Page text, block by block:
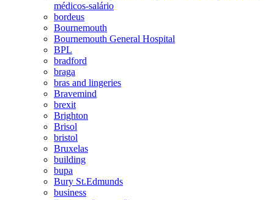
médicos-salário
bordeus
Bournemouth
Bournemouth General Hospital
BPL
bradford
braga
bras and lingeries
Bravemind
brexit
Brighton
Brisol
bristol
Bruxelas
building
bupa
Bury St.Edmunds
business